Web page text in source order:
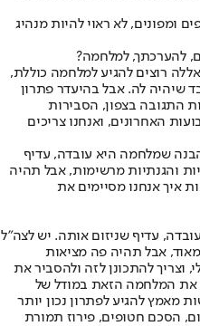
ומפונים, לא ראוי להיות מנהיג
להערכתך, למלחמה?
רוצים להגיע למלחמה כוללת,
שיהיה לה. אבל בהיעדר פתרון
התגובה בצפון, הסבירות
האחרונים, ואנחנו צריכים
שמלחמה היא עובדה, עדיף
והגנתיות מרשימות, אבל תהיה
איך אנחנו מסיימים את
עדיף שניזום אותה. יש לצה"ל
אבל תהיה פה מציאות
וצריך להתכונן לזה ולהסביר את
את המלחמה הזאת במודל של
לעשות מאמץ להגיע לפתרון נכון יותר
הסכם חטופים, פירוז תמורת